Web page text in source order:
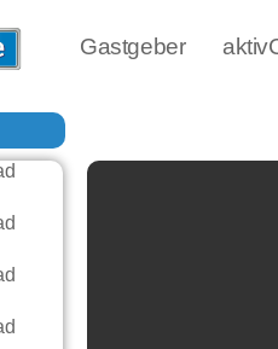
Gastgeber